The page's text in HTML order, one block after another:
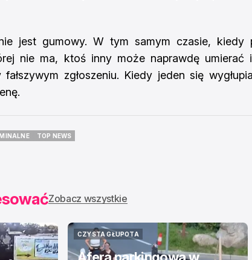
jest gumowy. W tym samym czasie, kiedy
nie ma, ktoś inny może naprawdę
fałszywym zgłoszeniu. Kiedy jeden się
TOP NEWS
Zobacz wszystkie
CZYSTA GŁUPOTA
CZYSTA GŁUPOTA